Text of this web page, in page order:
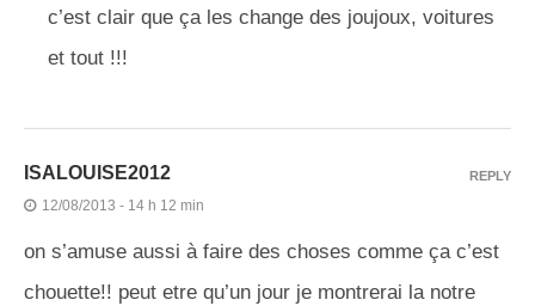
c’est clair que ça les change des joujoux, voitures
et tout !!!
ISALOUISE2012
12/08/2013 - 14 h 12 min
on s’amuse aussi à faire des choses comme ça c’est
chouette!! peut etre qu’un jour je montrerai la notre
REPLY